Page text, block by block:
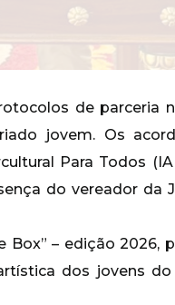
de parceria
jovem. Os
Para Todos
do vereador da
Box” – edição 2026,
dos jovens do